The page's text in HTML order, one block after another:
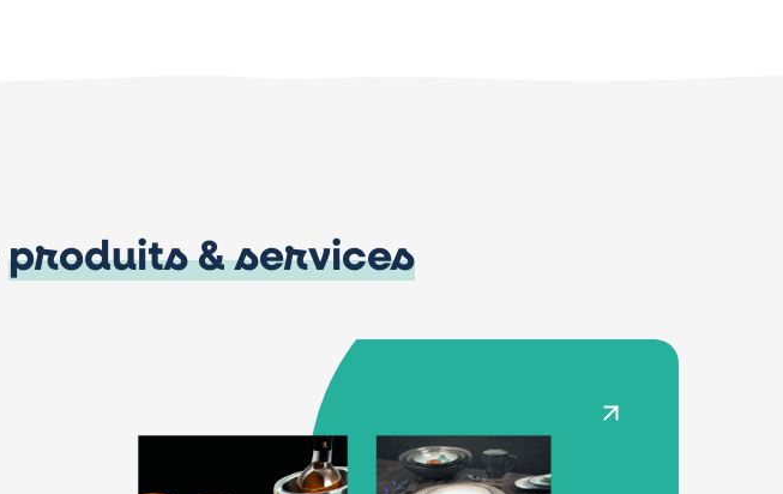
produits & services